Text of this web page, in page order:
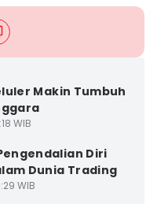
Makin Tumbuh
WIB
Diri
Dunia Trading
WIB